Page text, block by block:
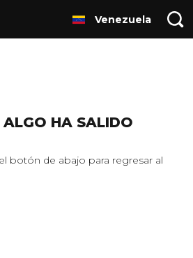
Venezuela
ALGO HA SALIDO
botón de abajo para regresar al